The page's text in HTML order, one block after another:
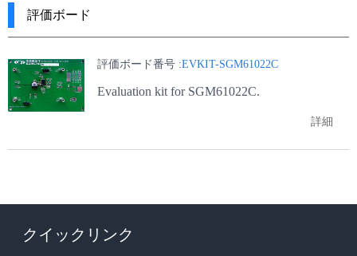
評価ボード
評価ボード番号 :EVKIT-SGM61022C
Evaluation kit for SGM61022C.
詳細
クイックリンク